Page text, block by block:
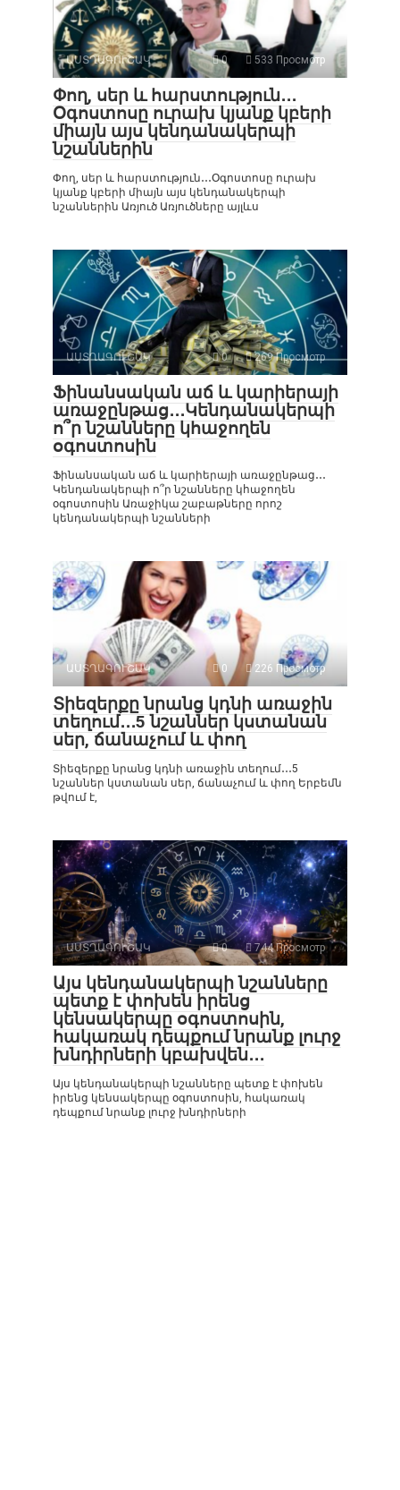
ԱՍՏՂԱԳՈՒՇԱԿ 0 533 Просмотр
Փող, սեր և հարստություն․․․
Օգոստոսը ուրախ կյանք կբերի
միայն այս կենդանակերպի
նշաններին
Փող, սեր և հարստություն․․․Օգոստոսը ուրախ
կյանք կբերի միայն այս կենդանակերպի
նշաններին Առյուծ Առյուծները այլևս
ԱՍՏՂԱԳՈՒՇԱԿ 0 269 Просмотр
Ֆինանսական աճ և կարիերայի
առաջընթաց․․․Կենդանակերպի
ո՞ր նշանները կհաջողեն
օգոստոսին
Ֆինանսական աճ և կարիերայի առաջընթաց․․․
Կենդանակերպի ո՞ր նշանները կհաջողեն
օգոստոսին Առաջիկա շաբաթները որոշ
կենդանակերպի նշանների
ԱՍՏՂԱԳՈՒՇԱԿ 0 226 Просмотр
Տիեզերքը նրանց կդնի առաջին
տեղում․․․5 նշաններ կստանան
սեր, ճանաչում և փող
Տիեզերքը նրանց կդնի առաջին տեղում․․․5
նշաններ կստանան սեր, ճանաչում և փող Երբեմն
թվում է,
ԱՍՏՂԱԳՈՒՇԱԿ 0 744 Просмотр
Այս կենդանակերպի նշանները
պետք է փոխեն իրենց
կենսակերպը օգոստոսին,
հակառակ դեպքում նրանք լուրջ
խնդիրների կբախվեն․․․
Այս կենդանակերպի նշանները պետք է փոխեն
իրենց կենսակերպը օգոստոսին, հակառակ
դեպքում նրանք լուրջ խնդիրների